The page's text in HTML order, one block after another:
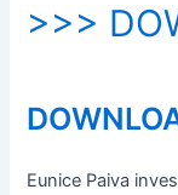
>>>
Eunice Paiva